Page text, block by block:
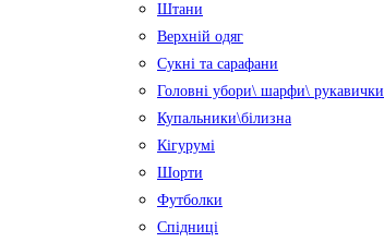
Штани
Верхній одяг
Сукні та сарафани
Головні убори\ шарфи\ рукавички
Купальники\білизна
Кігурумі
Шорти
Футболки
Спідниці